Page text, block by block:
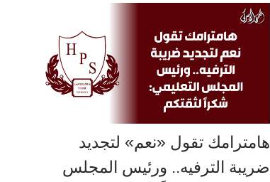
هامترامك تقول «نعم» لتجديد
ضريبة الترفيه.. ورئيس المجلس